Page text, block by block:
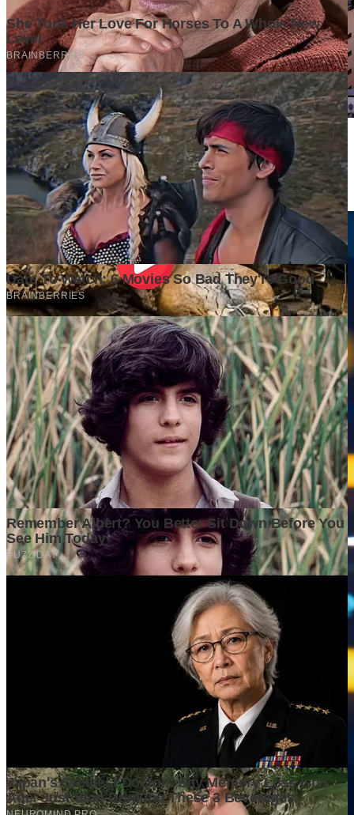
Market yang Besar Belum Tentu Menjadi Peluang yang
Menguntungkan. Mengapa Investor Perlu Melihat Lebih dari
Sekadar Ukuran Pasar?
4 weeks ago